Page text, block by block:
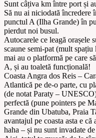
Sunt câțiva km între port și
Să nu ai niciodată
punctul A (Ilha Grande) în
pierdut noi busul.
Autocarele ce leagă orașele
scaune semi-pat (mult spațiu
mai au o platformă pe care
A, și au toaletă funcțională!
Coasta Angra dos Reis –
Atlantică pe de-o parte, cu
(de notat Paraty –
perfectă (pune pointers pe
Grande din Ubatuba, Praia
avantajul pe coasta asta e
haha – și nu sunt invadate